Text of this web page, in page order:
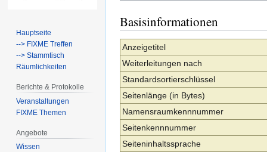
Zur
Navigation
springen
Zur
Suche
springen
Basisinformationen
Anzeigetitel
Weiterleitungen nach
Standardsortierschlüssel
Seitenlänge (in Bytes)
Namensraumkennnummer
Seitenkennnummer
Seiteninhaltssprache
Hauptseite
--> FIXME Treffen
--> Stammtisch
Räumlichkeiten
Berichte & Protokolle
Veranstaltungen
FIXME Themen
Angebote
Wissen